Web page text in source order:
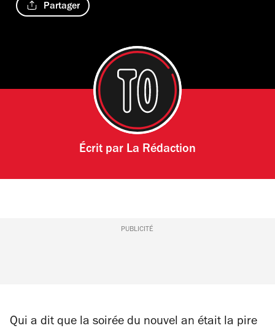
Partager
Écrit par La Rédaction
PUBLICITÉ
Qui a dit que la soirée du nouvel an était la pire